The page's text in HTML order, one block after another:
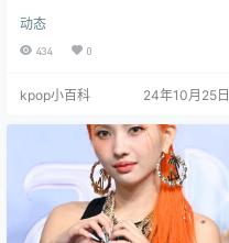
协议，田小娟将离开CUBE，寻找新
的发展方向。 据韩媒xportsnews 2
5日报道，田小娟近期与CUBE就续
成一致。此前，田小娟在8月的演唱
1月合约到期，谁也拦不住我”，暗示
了即将离开CUBE的意向。虽然CUB
E当时以“所有成员都在续约期”以及
“歌词只是舞台表…
动态
434 0
kpop小百科 24年10月25日